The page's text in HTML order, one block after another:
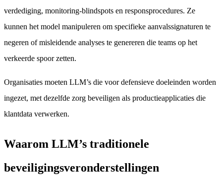
verdediging, monitoring-blindspots en responsprocedures. Ze
kunnen het model manipuleren om specifieke aanvalssignaturen te
negeren of misleidende analyses te genereren die teams op het
verkeerde spoor zetten.
Organisaties moeten LLM’s die voor defensieve doeleinden worden
ingezet, met dezelfde zorg beveiligen als productieapplicaties die
klantdata verwerken.
Waarom LLM’s traditionele
beveiligingsveronderstellingen